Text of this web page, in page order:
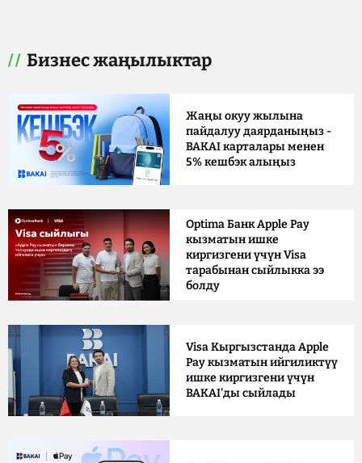
Бизнес жаңылыктар
Жаңы окуу жылына
пайдалуу даярданыңыз -
BAKAI карталары менен
5% кешбэк алыңыз
Optima Банк Apple Pay
кызматын ишке
киргизгени үчүн Visa
тарабынан сыйлыкка ээ
болду
Visa Кыргызстанда Apple
Pay кызматын ийгиликтүү
ишке киргизгени үчүн
BAKAI'ды сыйлады